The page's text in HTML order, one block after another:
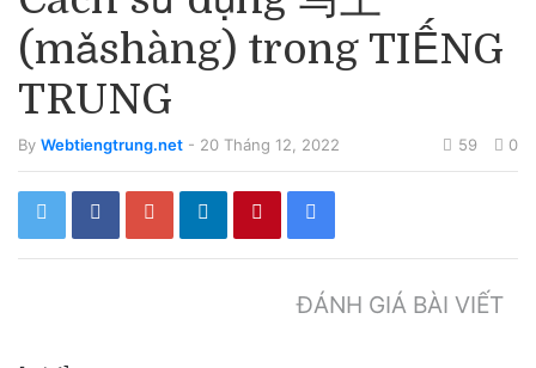
(mǎshàng) trong TIẾNG
TRUNG
By Webtiengtrung.net - 20 Tháng 12, 2022 59 0
ĐÁNH GIÁ BÀI VIẾT